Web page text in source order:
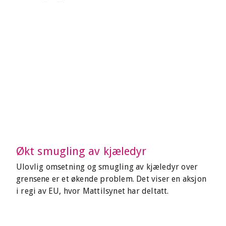
Økt smugling av kjæledyr
Ulovlig omsetning og smugling av kjæledyr over
grensene er et økende problem. Det viser en aksjon
i regi av EU, hvor Mattilsynet har deltatt.